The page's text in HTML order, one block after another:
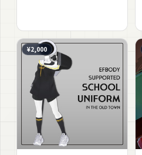
¥2,000